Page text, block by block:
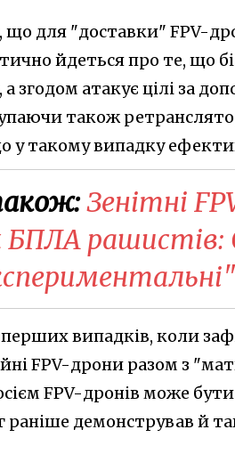
для "доставки" FPV-
йдеться про те, що
згодом атакує цілі за
також
у такому випадку
Зенітні
БПЛА
випадків, коли
FPV-дрони разом з
FPV-дронів може
раніше демонстрував й